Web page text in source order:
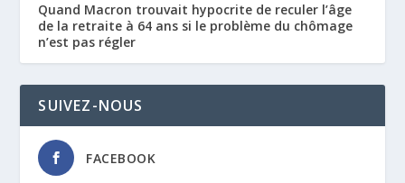
Quand Macron trouvait hypocrite de reculer l’âge
de la retraite à 64 ans si le problème du chômage
n’est pas régler
SUIVEZ-NOUS
FACEBOOK